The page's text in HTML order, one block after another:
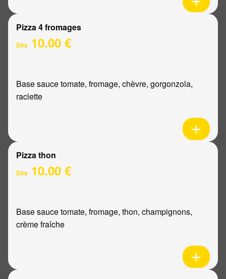
Pizza 4 fromages
Dès 10.00 €
Base sauce tomate, fromage, chèvre, gorgonzola,
raclette
Pizza thon
Dès 10.00 €
Base sauce tomate, fromage, thon, champignons,
crème fraîche